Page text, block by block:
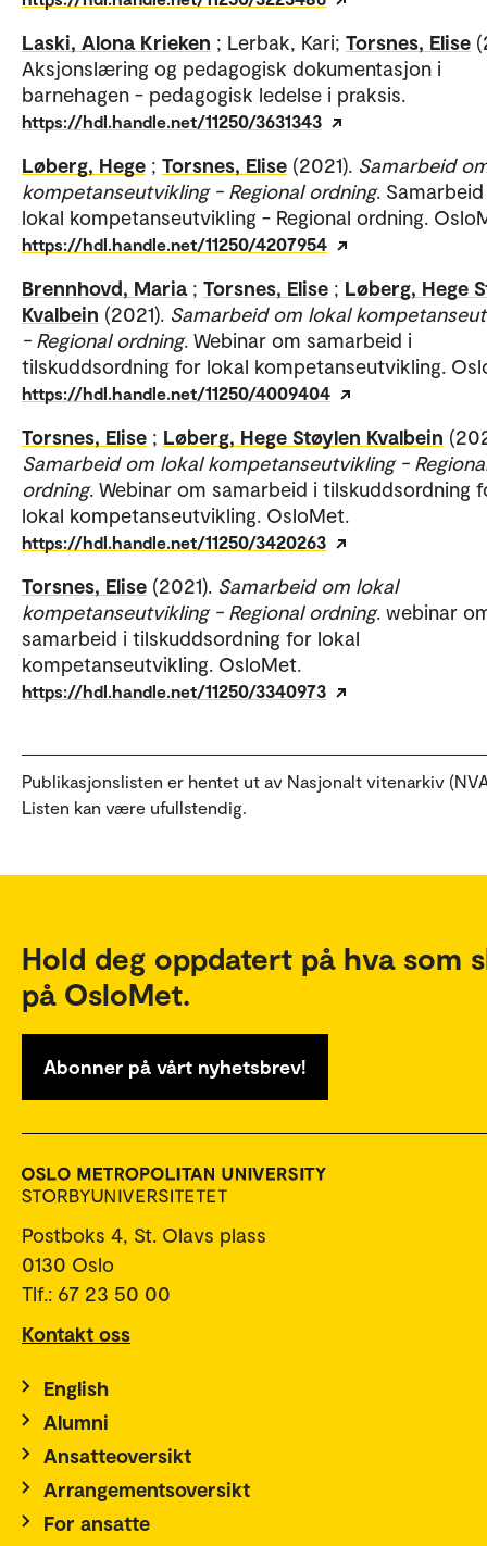
Laski, Alona Krieken ; Lerbak, Kari; Torsnes, Elise
Aksjonslæring og pedagogisk dokumentasjon i
barnehagen - pedagogisk ledelse i praksis.
https://hdl.handle.net/11250/3631343
Løberg, Hege ; Torsnes, Elise (2021). Samarbeid
kompetanseutvikling - Regional ordning.
lokal kompetanseutvikling - Regional ordning.
https://hdl.handle.net/11250/4207954
Brennhovd, Maria ; Torsnes, Elise ; Løberg, Hege
Kvalbein (2021). Samarbeid om lokal
- Regional ordning. Webinar om samarbeid i
tilskuddsordning for lokal kompetanseutvikling.
https://hdl.handle.net/11250/4009404
Torsnes, Elise ; Løberg, Hege Støylen Kvalbein
Samarbeid om lokal kompetanseutvikling -
ordning. Webinar om samarbeid i tilskuddsordning
lokal kompetanseutvikling. OsloMet.
https://hdl.handle.net/11250/3420263
Torsnes, Elise (2021). Samarbeid om lokal
kompetanseutvikling - Regional ordning. webinar
samarbeid i tilskuddsordning for lokal
kompetanseutvikling. OsloMet.
https://hdl.handle.net/11250/3340973
Publikasjonslisten er hentet ut av Nasjonalt vitenarkiv
Listen kan være ufullstendig.
Hold deg oppdatert på hva som
på OsloMet.
Abonner på vårt nyhetsbrev!
Postboks 4, St. Olavs plass
0130 Oslo
Tlf.: 67 23 50 00
Kontakt oss
English
Alumni
Ansatteoversikt
Arrangementsoversikt
For ansatte